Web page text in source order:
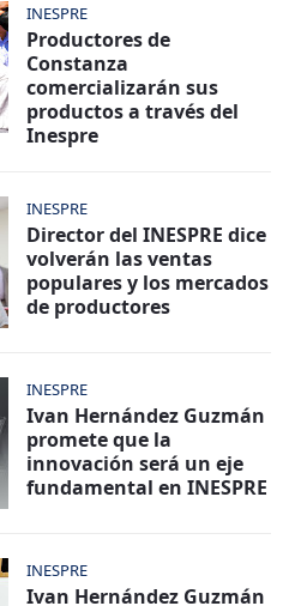
INESPRE
Productores de
Constanza
comercializarán sus
productos a través del
Inespre
INESPRE
Director del INESPRE dice
volverán las ventas
populares y los mercados
de productores
INESPRE
Ivan Hernández Guzmán
promete que la
innovación será un eje
fundamental en INESPRE
INESPRE
Ivan Hernández Guzmán